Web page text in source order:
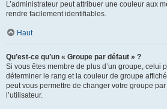
L’administrateur peut attribuer une couleur aux
rendre facilement identifiables.
Haut
Qu’est-ce qu’un « Groupe par défaut » ?
Si vous êtes membre de plus d’un groupe, celui
déterminer le rang et la couleur de groupe
peut vous permettre de changer votre groupe
l’utilisateur.